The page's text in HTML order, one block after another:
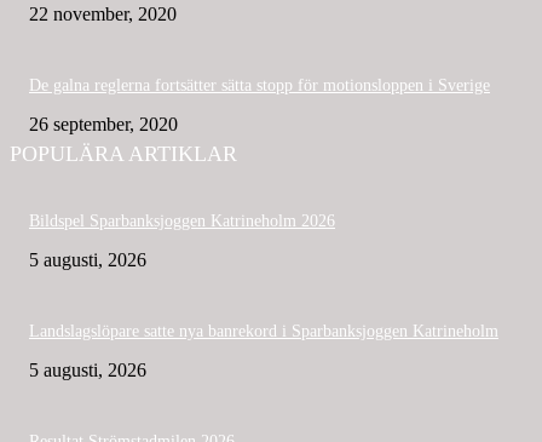
22 november, 2020
De galna reglerna fortsätter sätta stopp för motionsloppen i Sverige
26 september, 2020
POPULÄRA ARTIKLAR
Bildspel Sparbanksjoggen Katrineholm 2026
5 augusti, 2026
Landslagslöpare satte nya banrekord i Sparbanksjoggen Katrineholm
5 augusti, 2026